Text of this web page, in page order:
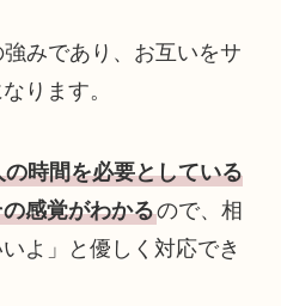
みであり、お互いをサ
ります。
時間を必要としている
感覚がわかるので、相
よ」と優しく対応でき